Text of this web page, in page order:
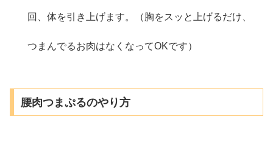
回、体を引き上げます。（胸をスッと上げるだけ、
つまんでるお肉はなくなってOKです）
腰肉つまぷるのやり方